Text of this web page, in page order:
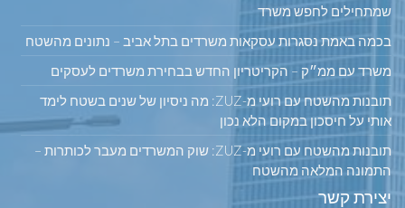
שמתחילים לחפש משרד
בכמה באמת נסגרות עסקאות משרדים בתל אביב – נתונים מהשטח
משרד עם ממ״ק – הקריטריון החדש בבחירת משרדים לעסקים
תובנות מהשטח עם רועי מ-ZUZ: מה ניסיון של שנים בשטח לימד
אותי על חיסכון במקום הלא נכון
תובנות מהשטח עם רועי מ-ZUZ: שוק המשרדים מעבר לכותרות –
התמונה המלאה מהשטח
יצירת קשר